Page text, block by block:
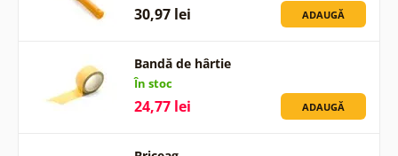
30,97 lei ADAUGĂ
Bandă de hârtie
În stoc
24,77 lei ADAUGĂ